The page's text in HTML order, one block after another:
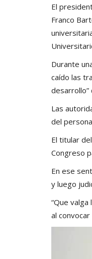
El
Franco
Durante
caído las
desarrollo”
Las
del
El titular
Congreso
En ese
y luego
“Que
al